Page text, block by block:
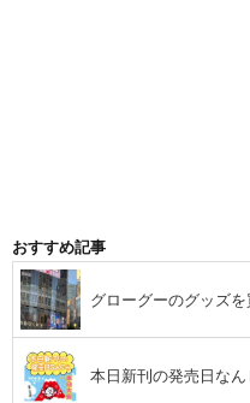
おすすめ記事
グローグーのグッズ
本日新刊の発売日なん